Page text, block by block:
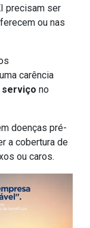
precisam ser
ou nas
carência
serviço no
doenças pré-
a cobertura de
ou caros.